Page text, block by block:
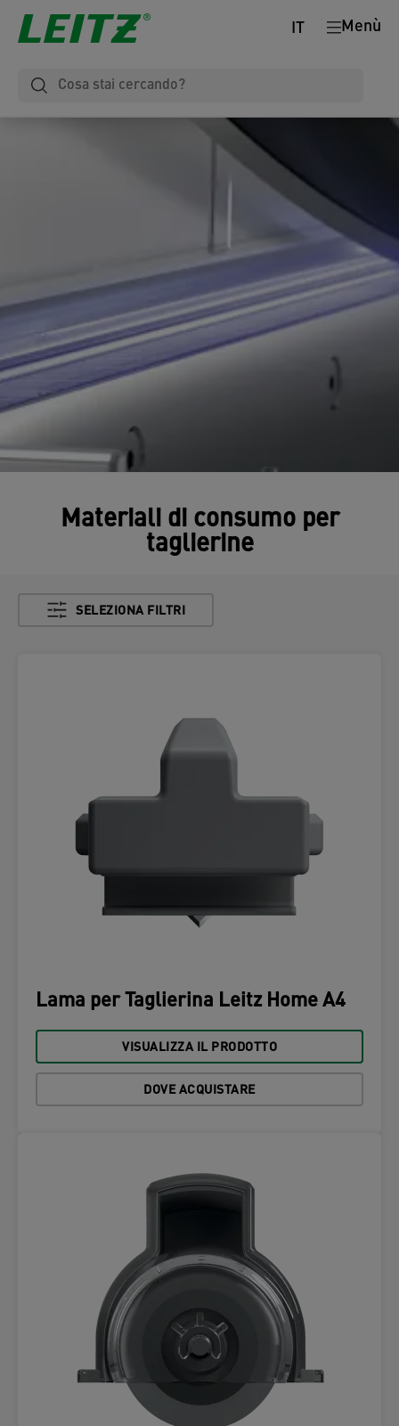
Menù
IT
Materiali di consumo per
taglierine
SELEZIONA FILTRI
Lama per Taglierina Leitz Home A4
VISUALIZZA IL PRODOTTO
DOVE ACQUISTARE